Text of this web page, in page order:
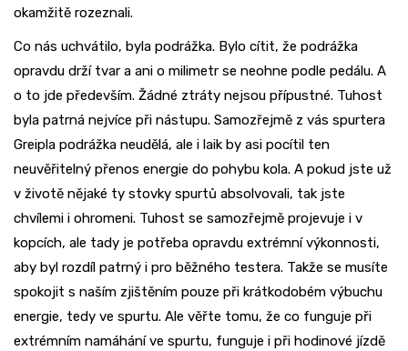
okamžitě rozeznali.
Co nás uchvátilo, byla podrážka. Bylo cítit, že podrážka
opravdu drží tvar a ani o milimetr se neohne podle pedálu. A
o to jde především. Žádné ztráty nejsou přípustné. Tuhost
byla patrná nejvíce při nástupu. Samozřejmě z vás spurtera
Greipla podrážka neudělá, ale i laik by asi pocítil ten
neuvěřitelný přenos energie do pohybu kola. A pokud jste už
v životě nějaké ty stovky spurtů absolvovali, tak jste
chvílemi i ohromeni. Tuhost se samozřejmě projevuje i v
kopcích, ale tady je potřeba opravdu extrémní výkonnosti,
aby byl rozdíl patrný i pro běžného testera. Takže se musíte
spokojit s naším zjištěním pouze při krátkodobém výbuchu
energie, tedy ve spurtu. Ale věřte tomu, že co funguje při
extrémním namáhání ve spurtu, funguje i při hodinové jízdě